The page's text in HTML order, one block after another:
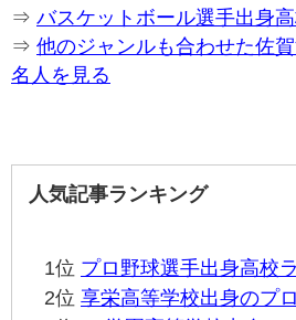
⇒ バスケットボール選手出身
⇒ 他のジャンルも合わせた佐
名人を見る
人気記事ランキング
1位 プロ野球選手出身高校
2位 享栄高等学校出身のプ